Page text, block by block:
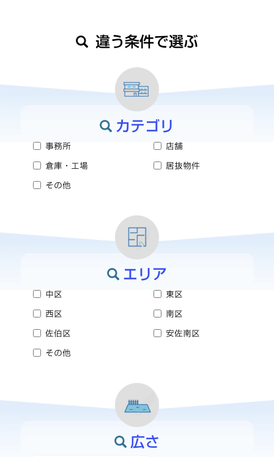
違う条件で選ぶ
カテゴリ
事務所 店舗
倉庫・工場 居抜物件
その他
エリア
中区 東区
西区 南区
佐伯区 安佐南区
その他
広さ